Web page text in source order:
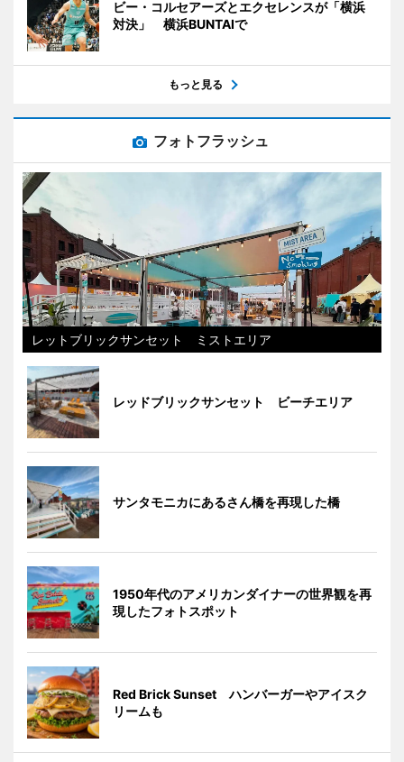
ビー・コルセアーズとエクセレンスが「横浜
対決」 横浜BUNTAIで
もっと見る
フォトフラッシュ
レットブリックサンセット ミストエリア
レッドブリックサンセット ビーチエリア
サンタモニカにあるさん橋を再現した橋
1950年代のアメリカンダイナーの世界観を再
現したフォトスポット
Red Brick Sunset ハンバーガーやアイスク
リームも